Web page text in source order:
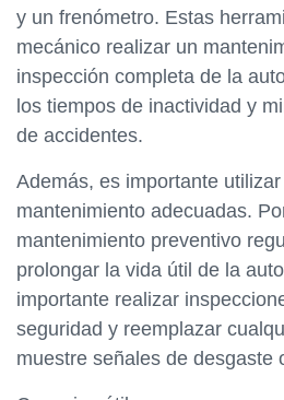
y un frenómetro. Estas
mecánico realizar un
inspección completa de la
los tiempos de inactividad y
de accidentes.
Además, es importante
mantenimiento adecuadas.
mantenimiento preventivo
prolongar la vida útil de la
importante realizar
seguridad y reemplazar
muestre señales de desgaste